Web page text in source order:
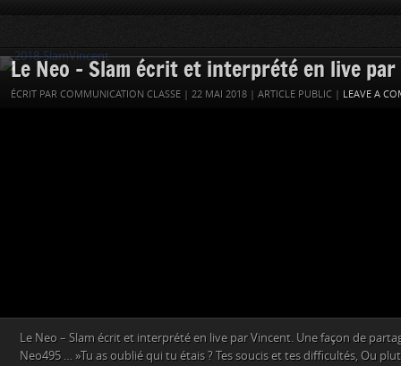
Le Neo – Slam écrit et interprété en live
ÉCRIT PAR COMMUNICATION CLASSE | 22 MAI 2018 | ARTICLE PUBLIC | LEAVE A
Le Neo – Slam écrit et interprété en live par Vincent. Une façon de
Neo495 … »Tu as oublié qui tu étais ? Tes soucis et tes difficultés, Ou